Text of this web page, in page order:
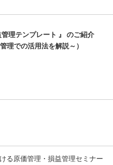
理テンプレート 』 のご紹介
理での活用法を解説～）
る原価管理・損益管理セミナー